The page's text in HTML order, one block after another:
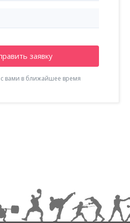
заявку
вами в ближайшее время